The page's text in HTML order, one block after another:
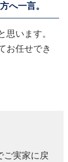
へ一言。
います。
お任せでき
ご実家に戻